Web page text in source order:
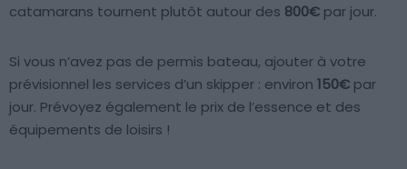
catamarans tournent plutôt autour des 800€ par jour.
Si vous n’avez pas de permis bateau, ajouter à votre
prévisionnel les services d’un skipper : environ 150€ par
jour. Prévoyez également le prix de l’essence et des
équipements de loisirs !